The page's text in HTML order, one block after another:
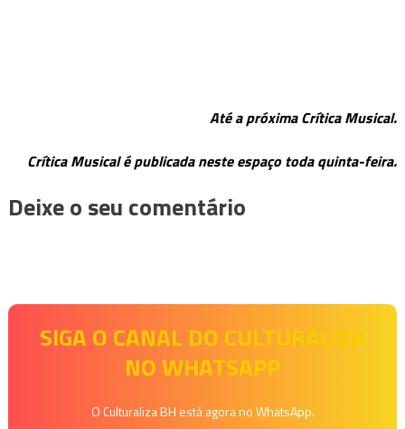
Até a próxima Crítica Musical.
Crítica Musical é publicada neste espaço toda quinta-feira.
Deixe o seu comentário
SIGA O CANAL DO CULTURALIZA
NO WHATSAPP
O Culturaliza BH está agora no WhatsApp.